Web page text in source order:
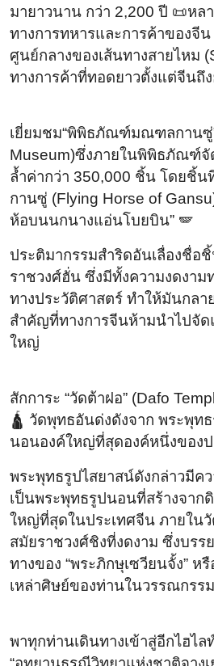
มายาวนาน กว่า 2,200 ปี 📜ห
ทางการทหารและการค้าของจีน
ศูนย์กลางของเส้นทางสายไหม
ทางการค้าที่ทอดยาวตั้งแต่จีนถึ
เยี่ยมชม“พิพิธภัณฑ์มณฑลกานซู่
Museum)ซึ่งภายในพิพิธภัณฑ์
ล้ำค่ากว่า 350,000 ชิ้น โดยชิ้
กานซู่ (Flying Horse of
ห้อบนนกนางแอ่นโบยบิน” 🪽
ประติมากรรมสำริดอันเลื่องชื่อ
ราชวงศ์ฮั่น ซึ่งมีทั้งความงดงา
ทางประวัติศาสตร์ ทำให้มันกล
สำคัญที่ทางการจีนห้ามนำไปจั
ใหญ่
สักการะ “วัดต้าฝอ” (Dafo
🛕 วัดพุทธอันด่งดังจาก พระพุท
นอนองค์ใหญ่ที่สุดองค์หนึ่งของป
พระพุทธรูปไสยาสน์ดังกล่าวมีค
เป็นพระพุทธรูปนอนที่สร้างจาก
ใหญ่ที่สุดในประเทศจีน ภายใน
สมัยราชวงศ์ชิงที่งดงาม ซึ่งบรร
ทางของ “พระภิกษุเซวียนจั้ง” ห
เหล่าศิษย์ของท่านในวรรณกรรม
พาทุกท่านเดินทางเข้าสู่อีกไฮไ